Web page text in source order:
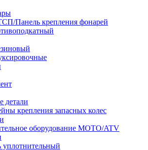
Панель крепления фонарей
детали
крепления запасных колес
оборудование MOTO/ATV